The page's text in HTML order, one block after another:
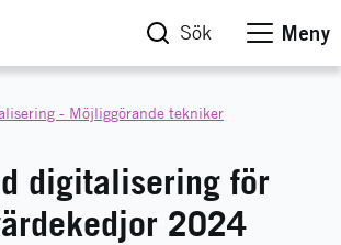
Sök Meny
- Möjliggörande tekniker
digitalisering för
2024